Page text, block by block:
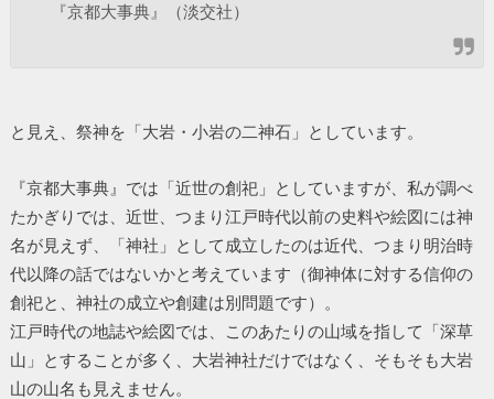
『京都大事典』（淡交社）
と見え、祭神を「大岩・小岩の二神石」としています。
『京都大事典』では「近世の創祀」としていますが、私が調べ
たかぎりでは、近世、つまり江戸時代以前の史料や絵図には神
名が見えず、「神社」として成立したのは近代、つまり明治時
代以降の話ではないかと考えています（御神体に対する信仰の
創祀と、神社の成立や創建は別問題です）。
江戸時代の地誌や絵図では、このあたりの山域を指して「深草
山」とすることが多く、大岩神社だけではなく、そもそも大岩
山の山名も見えません。